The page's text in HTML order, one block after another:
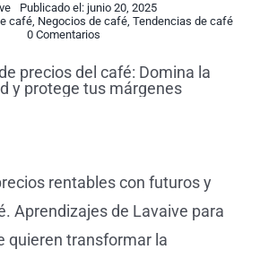
Publicado el: junio 20, 2025
café, Negocios de café, Tendencias de café
0 Comentarios
precios
del
tus
rentables con futuros y
Aprendizajes de Lavaive para
quieren transformar la